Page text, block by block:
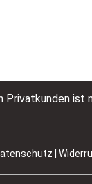
Privatkunden ist